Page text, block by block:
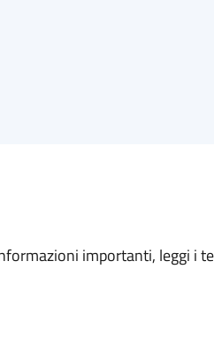
importanti, leggi i